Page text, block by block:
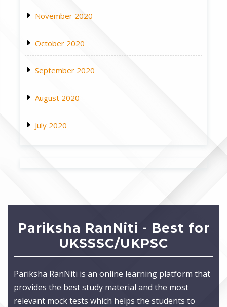
November 2020
October 2020
September 2020
August 2020
July 2020
Pariksha RanNiti - Best for
UKSSSC/UKPSC
Pariksha RanNiti is an online learning platform that
provides the best study material and the most
relevant mock tests which helps the students to